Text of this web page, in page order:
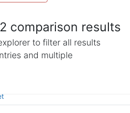
comparison results
to filter all results
and multiple